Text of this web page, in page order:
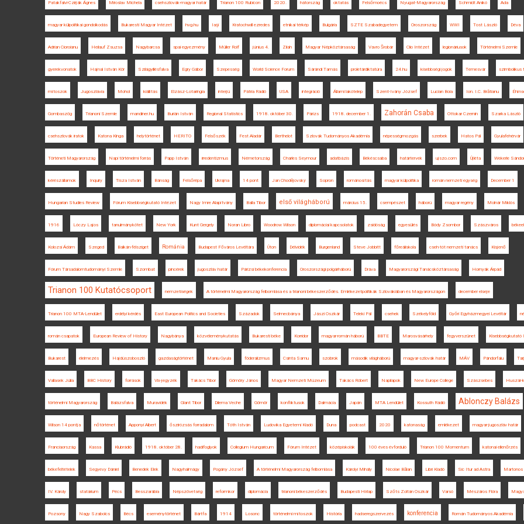
Patakfalvi-Czirják Ágnes Miroslav Michela csehszlovák-magyar határ Trianon 100 Rubicon 2020. hátország oktatás Felsőmoécs Nyugat-Magyarország Schmidt Anikó Ada
magyar külpolitikai gondolkodás Bukaresti Magyar Intézet hvg.hu Iaşi Kratochwill ezredes etnikai térkép Bulgária SZTE Szabadegyetem Oroszország WWI Tost László Déva
Adrian Cioroianu Heilauf Zsuzsa Nagybarcsa spai egyezmény Müller Rolf június 4. Zilah Magyar Népköztársaság Vavro Šrobár Clio Intézet legionáriusok Történelmi Szemle
gyerekvonatok Hajnal István Kör Szilágyillésfalva Egry Gábor Szepesség World Science Forum Sárándi Tamás proletárdiktatúra 24.hu kisebbségi jogok Temesvár szimbolikus
mítoszok Jugoszlávia Mohol kiállítás Elzász-Lotaringia interjú Pátria Rádió USA integráció Állami lakótelep Szent-Ivány József Lucian Boia Ion. I.C. Brătianu
Gombaszög Trianoni Szemle mandiner.hu Burián István Regional Statistics 1918. október 30. Párizs 1918. december 1. Zahorán Csaba Ottokar Czernin Szarka László
csehszlovák iratok Katona Kinga helytörténet HERITO Felsőszék Fest Aladár Berthelot Szlovák Tudományos Akadémia népességmozgás szerbek Hatos Pál Gyulafehérvár
Történeti Magyarország Napi történelmi forrás Papp István irredentizmus Németország Charles Seymour adatbázis Békéscsaba határtervek ujszo.com Újléta Wekerle Sándor
kérészállamok Inquiry Tisza István Bánság Felsőrépa Ukrajna 14 pont Jan Chodějovský Sopron románosítás magyar külpolitika román nemzeti egység December 1
Hungarian Studies Review Fórum Kisebbségkutató Intézet Nagy Imre Alapítvány Balla Tibor első világháború március 15. csempészet háború magyar regény Molnár Miklós
1916 Lóczy Lajos tanulmánykötet New York Kunt Gergely Noran Libro Woodrow Wilson diplomáciai kapcsolatok zsidóság egyesülés Bódy Zsombor Szászváros
Kolozsi Ádám Szeged Balkán-félsziget Románia Budapest Főváros Levéltára Úton Délvidék Burgenland Steve Jobbitt főreáliskola cseh-tót nemzeti tanács Kisjenő
Fórum Társadalomtudományi Szemle Szombat pincérek jugoszláv határ Párizsi békekonferencia Oroszországi polgárháború Dráva Magyarországi Tanácsköztársaság Hornyák Árpád
Trianon 100 Kutatócsoport nemzetiségek A történelmi Magyarország felbomlása és a trianoni békeszerződés. Emlékezetpolitikák Szlovákiában és Magyarországon december elseje
Trianon 100 MTA-Lendület erdélyi kérdés East European Politics and Societies Századok Selmecbánya Jászi Oszkár Teleki Pál csehek Székelyföld Győri Egyházmegyei Levéltár
román csapatok European Review of History Nagybánya közvéleménykutatás Bukaresti béke Korridor magyar-román háború BBTE Marosvásárhely fegyverszünet Kisebbségkutató
Bukarest élelmezés Hajdúszoboszló gazdaságtörténet Maniu Gyula föderalizmus Csinta Samu szobrok második világháború magyar-szlovák határ MÁV Pándorfalu
Vallasek Júlia BBC History források Vix-jegyzék Takács Tibor Gömöry János Magyar Nemzeti Múzeum Takács Róbert Napilapok New Europe College Szászsebes Huszár-
történelmi Magyarország Balázsfalva Muravidék Glant Tibor Dilema Veche Gömör konfliktusok Dalmácia Japán MTA Lendület Kossuth Rádió Ablonczy Balázs
Wilson 14 pontja nőtörténet Apponyi Albert őszirózsás forradalom Tóth István Ludovika Egyetemi Kiadó Duna podcast 2020 katonaság emlékezet magyar-jugoszláv határ
Franciaország Kassa Klubrádió 1918. október 28. hadifoglyok Collegium Hungaricum Fórum Intézet középiskolák 100 éves évforduló Trianon 100 Momentum katonai ellenőrzés
békefeltételek Segyevy Dániel Benedek Elek Nagyhalmágy Pogány József A történelmi Magyarország felbomlása Károlyi Mihály Nicolae Bălan Libri Kiadó Sic Itur ad Astra Martonos
IV. Károly statárium Pécs Besszarábia Népszövetség reformkor diplomácia trianoni békeszerződés Budapesti Hírlap Szőts Zoltán Oszkár Varsó Mészáros Flóra
Pozsony Nagy Szabolcs Bécs eseménytörténet Bártfa 1914 Losonc történelmi mítoszok História hadseregszervezés konferencia Román Tudományos Akadémia